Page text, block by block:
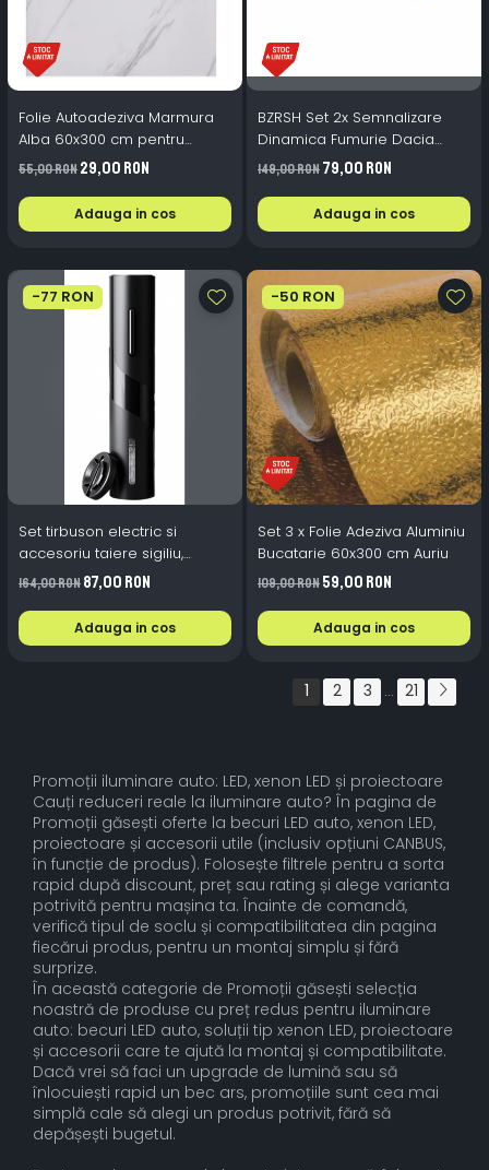
Folie Autoadeziva Marmura
Alba 60x300 cm pentru
Bucatarie si Mobilier
55,00 RON29,00 RON
Adauga in cos
BZRSH Set 2x Semnalizare
Dinamica Fumurie Dacia
Logan II Sandero II Stepway II
Duster II
149,00 RON79,00 RON
Adauga in cos
-77 RON
Set tirbuson electric si
accesoriu taiere sigiliu,
NEGRU
164,00 RON87,00 RON
Adauga in cos
-50 RON
Set 3 x Folie Adeziva Aluminiu
Bucatarie 60x300 cm Auriu
109,00 RON59,00 RON
Adauga in cos
1 2 3 ... 21
Promoții iluminare auto: LED, xenon LED și proiectoare
Cauți reduceri reale la iluminare auto? În pagina de
Promoții găsești oferte la becuri LED auto, xenon LED,
proiectoare și accesorii utile (inclusiv opțiuni CANBUS,
în funcție de produs). Folosește filtrele pentru a sorta
rapid după discount, preț sau rating și alege varianta
potrivită pentru mașina ta. Înainte de comandă,
verifică tipul de soclu și compatibilitatea din pagina
fiecărui produs, pentru un montaj simplu și fără
surprize.
În această categorie de Promoții găsești selecția
noastră de produse cu preț redus pentru iluminare
auto: becuri LED auto, soluții tip xenon LED, proiectoare
și accesorii care te ajută la montaj și compatibilitate.
Dacă vrei să faci un upgrade de lumină sau să
înlocuiești rapid un bec ars, promoțiile sunt cea mai
simplă cale să alegi un produs potrivit, fără să
depășești bugetul.